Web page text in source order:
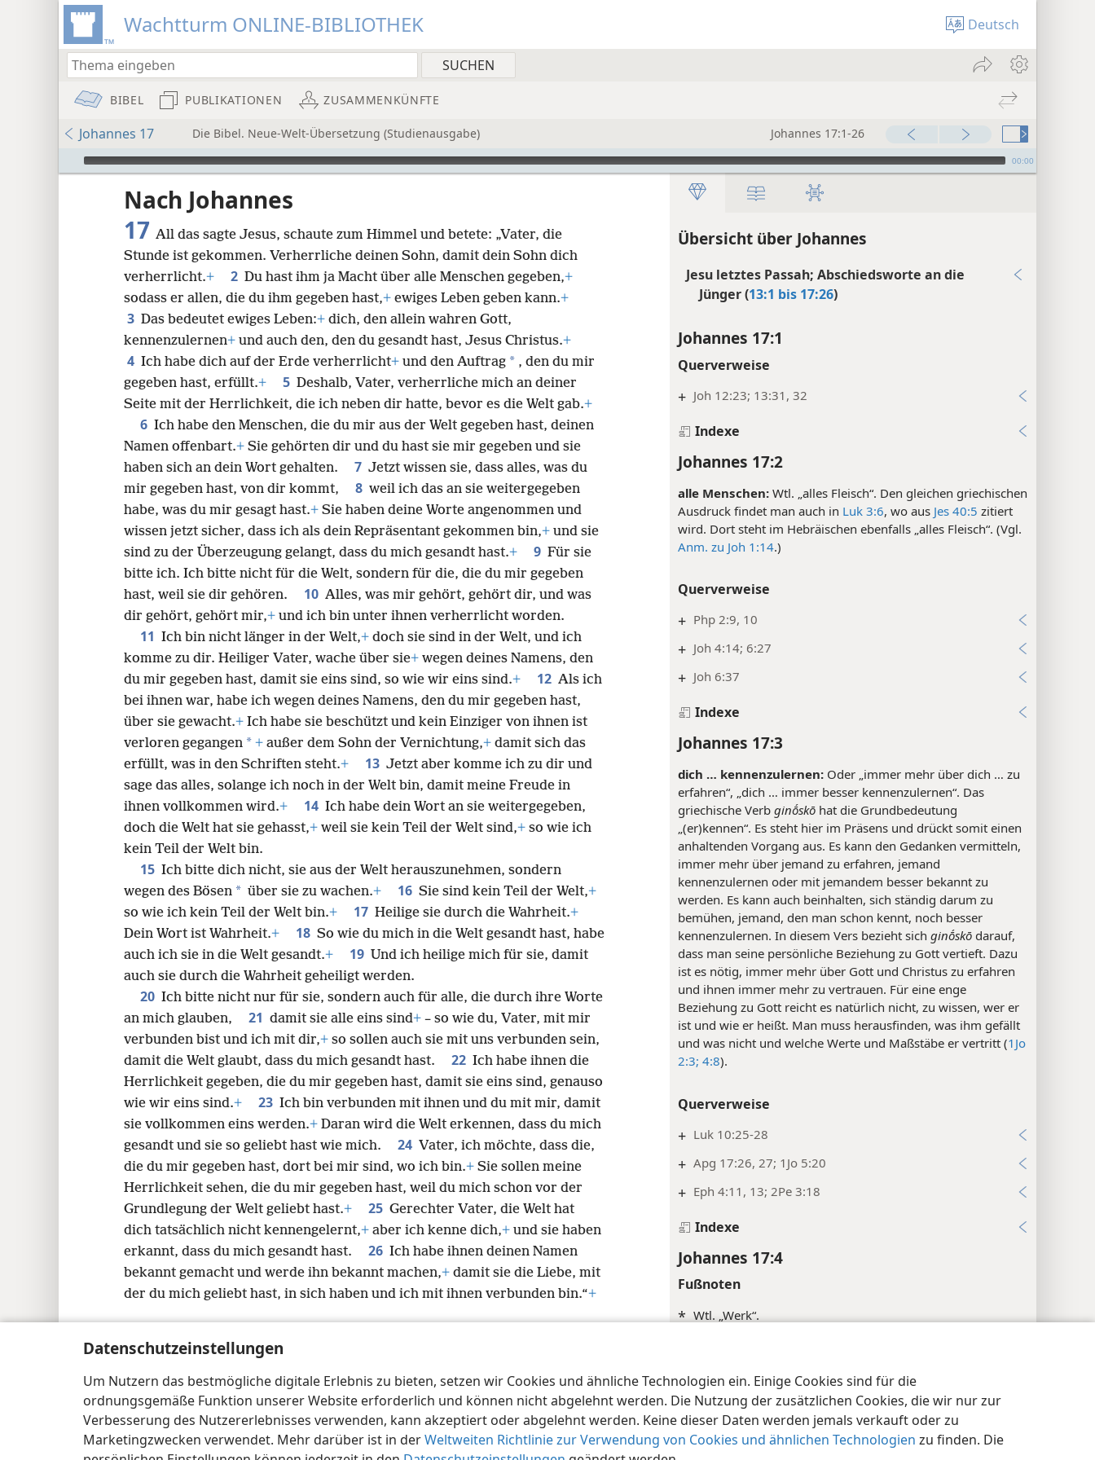
Datenschutzeinstellungen
Um Nutzern das bestmögliche digitale Erlebnis zu bieten, setzen wir Cookies und ähnliche Technologien ein. Einige Cookies sind für die
ordnungsgemäße Funktion unserer Website erforderlich und können nicht abgelehnt werden. Die Nutzung der zusätzlichen Cookies, die wir nur zur
Verbesserung des Nutzererlebnisses verwenden, kann akzeptiert oder abgelehnt werden. Keine dieser Daten werden jemals verkauft oder zu
Marketingzwecken verwendet. Mehr darüber ist in derWeltweiten Richtlinie zur Verwendung von Cookies und ähnlichen Technologien zu finden. Die
Wachtturm ONLINE-BIBLIOTHEK Deutsch
BIBEL PUBLIKATIONEN ZUSAMMENKÜNFTE
Johannes 17 Die Bibel. Neue-Welt-Übersetzung (Studienausgabe) Johannes 17:1-26
Audio Player 00:00
Übersicht über Johannes
Jesu letztes Passah; Abschiedsworte an die
Jünger (13:1 bis 17:26)
Johannes 17:1
Querverweise
+ Joh 12:23; 13:31, 32
Indexe
Johannes 17:2
alle Menschen: Wtl. „alles Fleisch“. Den gleichen griechischen
Ausdruck findet man auch in Luk 3:6, wo aus Jes 40:5 zitiert
wird. Dort steht im Hebräischen ebenfalls „alles Fleisch“. (Vgl.
Anm. zu Joh 1:14.)
Querverweise
+ Php 2:9, 10
+ Joh 4:14; 6:27
+ Joh 6:37
Indexe
Johannes 17:3
dich … kennenzulernen: Oder „immer mehr über dich … zu
erfahren“, „dich … immer besser kennenzulernen“. Das
griechische Verb ginṓskō hat die Grundbedeutung
„(er)kennen“. Es steht hier im Präsens und drückt somit einen
anhaltenden Vorgang aus. Es kann den Gedanken vermitteln,
immer mehr über jemand zu erfahren, jemand
kennenzulernen oder mit jemandem besser bekannt zu
werden. Es kann auch beinhalten, sich ständig darum zu
bemühen, jemand, den man schon kennt, noch besser
kennenzulernen. In diesem Vers bezieht sich ginṓskō darauf,
dass man seine persönliche Beziehung zu Gott vertieft. Dazu
ist es nötig, immer mehr über Gott und Christus zu erfahren
und ihnen immer mehr zu vertrauen. Für eine enge
Beziehung zu Gott reicht es natürlich nicht, zu wissen, wer er
ist und wie er heißt. Man muss herausfinden, was ihm gefällt
und was nicht und welche Werte und Maßstäbe er vertritt (1Jo
2:3; 4:8).
Querverweise
+ Luk 10:25-28
+ Apg 17:26, 27; 1Jo 5:20
+ Eph 4:11, 13; 2Pe 3:18
Indexe
Johannes 17:4
Fußnoten
* Wtl. „Werk“.
+ Joh 13:31
+ Joh 4:34
Indexe
Nach Johannes
17 All das sagte Jesus, schaute zum Himmel und betete: „Vater, die
Stunde ist gekommen. Verherrliche deinen Sohn, damit dein Sohn dich
verherrlicht.+ 2 Du hast ihm ja Macht über alle Menschen gegeben,+
sodass er allen, die du ihm gegeben hast,+ ewiges Leben geben kann.+
3 Das bedeutet ewiges Leben:+ dich, den allein wahren Gott,
kennenzulernen+ und auch den, den du gesandt hast, Jesus Christus.+
4 Ich habe dich auf der Erde verherrlicht+ und den Auftrag * , den du mir
gegeben hast, erfüllt.+ 5 Deshalb, Vater, verherrliche mich an deiner
Seite mit der Herrlichkeit, die ich neben dir hatte, bevor es die Welt gab.+
6 Ich habe den Menschen, die du mir aus der Welt gegeben hast, deinen
Namen offenbart.+ Sie gehörten dir und du hast sie mir gegeben und sie
haben sich an dein Wort gehalten.
7 Jetzt wissen sie, dass alles, was du
mir gegeben hast, von dir kommt,
8 weil ich das an sie weitergegeben
habe, was du mir gesagt hast.+ Sie haben deine Worte angenommen und
wissen jetzt sicher, dass ich als dein Repräsentant gekommen bin,+ und sie
sind zu der Überzeugung gelangt, dass du mich gesandt hast.+ 9 Für sie
bitte ich. Ich bitte nicht für die Welt, sondern für die, die du mir gegeben
hast, weil sie dir gehören.
10 Alles, was mir gehört, gehört dir, und was
dir gehört, gehört mir,+ und ich bin unter ihnen verherrlicht worden.
11 Ich bin nicht länger in der Welt,+ doch sie sind in der Welt, und ich
komme zu dir. Heiliger Vater, wache über sie+ wegen deines Namens, den
du mir gegeben hast, damit sie eins sind, so wie wir eins sind.+ 12 Als ich
bei ihnen war, habe ich wegen deines Namens, den du mir gegeben hast,
über sie gewacht.+ Ich habe sie beschützt und kein Einziger von ihnen ist
verloren gegangen * + außer dem Sohn der Vernichtung,+ damit sich das
erfüllt, was in den Schriften steht.+ 13 Jetzt aber komme ich zu dir und
sage das alles, solange ich noch in der Welt bin, damit meine Freude in
ihnen vollkommen wird.+ 14 Ich habe dein Wort an sie weitergegeben,
doch die Welt hat sie gehasst,+ weil sie kein Teil der Welt sind,+ so wie ich
kein Teil der Welt bin.
15 Ich bitte dich nicht, sie aus der Welt herauszunehmen, sondern
wegen des Bösen * über sie zu wachen.+ 16 Sie sind kein Teil der Welt,+
so wie ich kein Teil der Welt bin.+ 17 Heilige sie durch die Wahrheit.+
Dein Wort ist Wahrheit.+ 18 So wie du mich in die Welt gesandt hast, habe
auch ich sie in die Welt gesandt.+ 19 Und ich heilige mich für sie, damit
auch sie durch die Wahrheit geheiligt werden.
20 Ich bitte nicht nur für sie, sondern auch für alle, die durch ihre Worte
an mich glauben,
21 damit sie alle eins sind+ – so wie du, Vater, mit mir
verbunden bist und ich mit dir,+ so sollen auch sie mit uns verbunden sein,
damit die Welt glaubt, dass du mich gesandt hast.
22 Ich habe ihnen die
Herrlichkeit gegeben, die du mir gegeben hast, damit sie eins sind, genauso
wie wir eins sind.+ 23 Ich bin verbunden mit ihnen und du mit mir, damit
sie vollkommen eins werden.+ Daran wird die Welt erkennen, dass du mich
gesandt und sie so geliebt hast wie mich.
24 Vater, ich möchte, dass die,
die du mir gegeben hast, dort bei mir sind, wo ich bin.+ Sie sollen meine
Herrlichkeit sehen, die du mir gegeben hast, weil du mich schon vor der
Grundlegung der Welt geliebt hast.+ 25 Gerechter Vater, die Welt hat
dich tatsächlich nicht kennengelernt,+ aber ich kenne dich,+ und sie haben
erkannt, dass du mich gesandt hast.
26 Ich habe ihnen deinen Namen
bekannt gemacht und werde ihn bekannt machen,+ damit sie die Liebe, mit
der du mich geliebt hast, in sich haben und ich mit ihnen verbunden bin.“+
Copyright © 2026 Watch Tower Bible and Tract Society of Pennsylvania Nutzungsbedingungen Datenschutzerklärung Datenschutzeinstellungen JW.ORG Anmelden